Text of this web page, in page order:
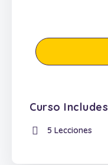
Curso Includes
5 Lecciones